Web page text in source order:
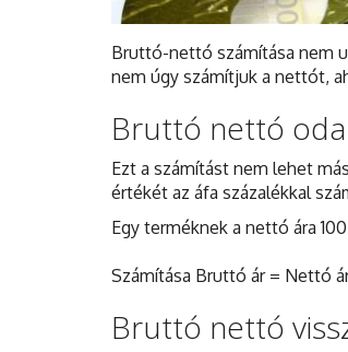
Bruttó-nettó számítása nem
nem úgy számítjuk a nettót,
Bruttó nettó
Ezt a számítást nem lehet
értékét az áfa százalékkal
Egy terméknek a nettó ára
Számítása Bruttó ár = Nettó
Bruttó nettó